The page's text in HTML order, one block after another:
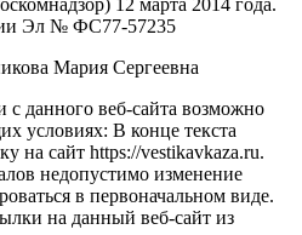
12 марта 2014 года.
Эл № ФС77-57235
Мария Сергеевна
данного веб-сайта возможно
условиях: В конце текста
на сайт https://vestikavkaza.ru.
недопустимо изменение
в первоначальном виде.
на данный веб-сайт из